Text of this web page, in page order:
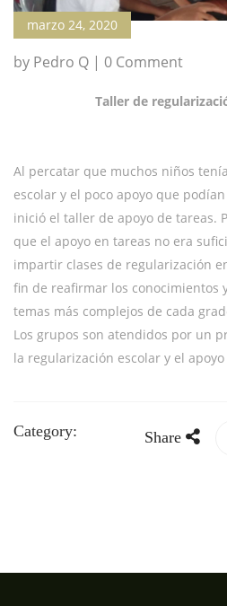
marzo 24, 2020
by Pedro Q | 0 Comment
Taller de
Al percatar que muchos niños
escolar y el poco apoyo que
inició el taller de apoyo de tareas.
que el apoyo en tareas no era
impartir clases de regularización
fin de reafirmar los conocimientos
temas más complejos de cada
Los grupos son atendidos por un
la regularización escolar y el
Category: Share